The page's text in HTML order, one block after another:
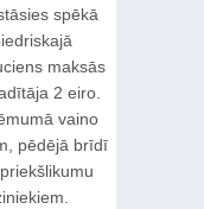
spēkā
maksās
2 eiro.
vaino
pēdējā brīdī